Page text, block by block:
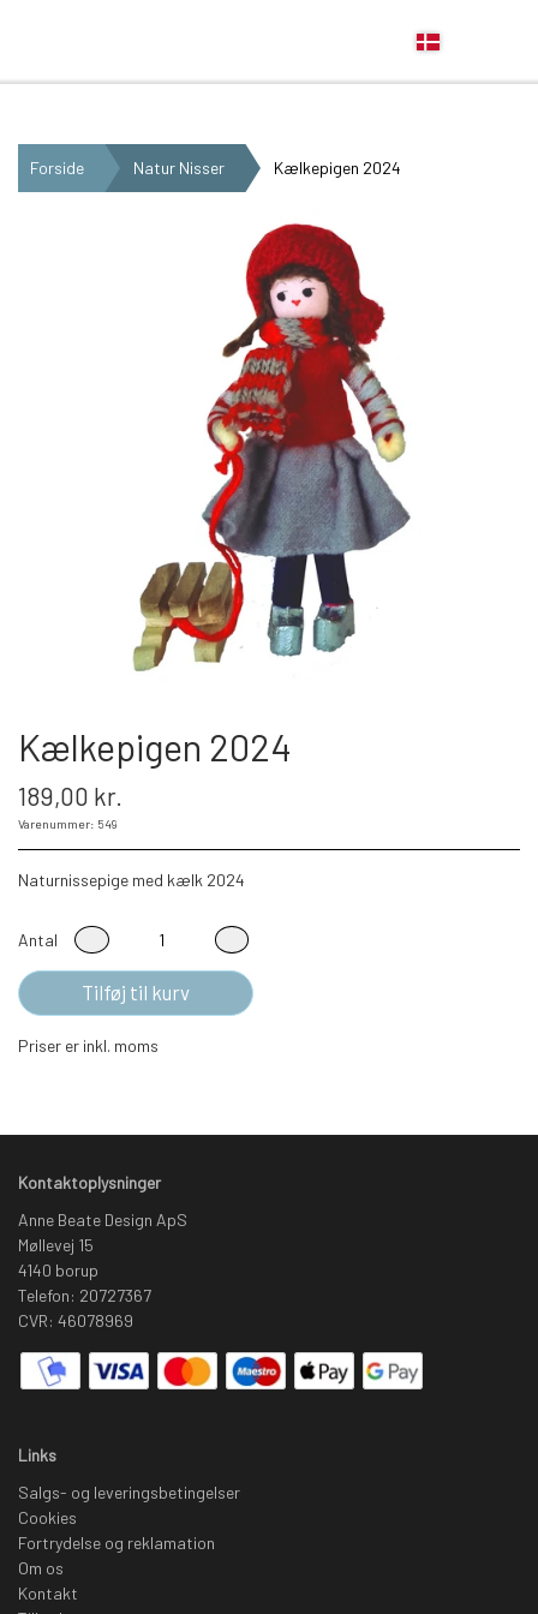
Forside Natur Nisser Kælkepigen 2024
Kælkepigen 2024
189,00 kr.
Varenummer: 549
Naturnissepige med kælk 2024
Antal
Tilføj til kurv
Priser er inkl. moms
Kontaktoplysninger
Anne Beate Design ApS
Møllevej 15
4140 borup
Telefon: 20727367
CVR: 46078969
Links
Salgs- og leveringsbetingelser
Cookies
Fortrydelse og reklamation
Om os
Kontakt